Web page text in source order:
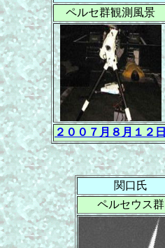
ペルセ群観測風景
２００７月８月１２日
関口氏
ペルセウス群